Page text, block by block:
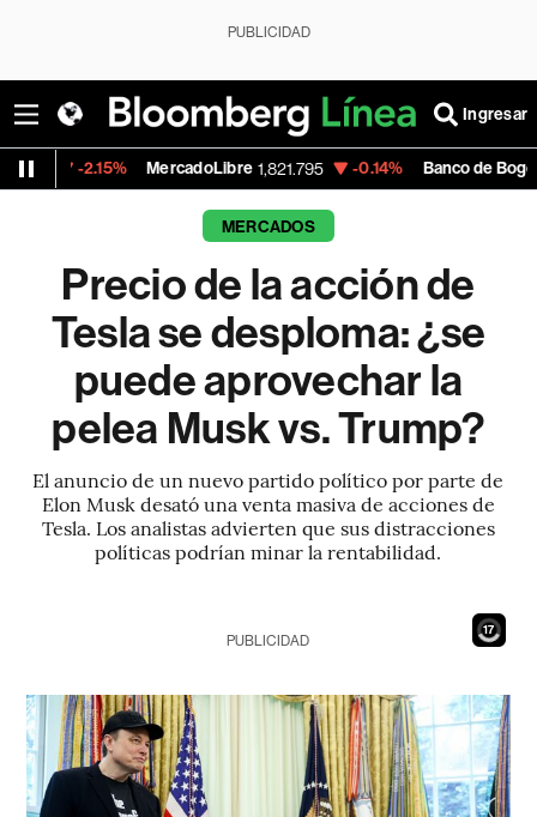
PUBLICIDAD
Ingresar
MercadoLibre 1,821.795 -0.14% Banco de Bogota 38,900.00
MERCADOS
Precio de la acción de
Tesla se desploma: ¿se
puede aprovechar la
pelea Musk vs. Trump?
El anuncio de un nuevo partido político por parte de
Elon Musk desató una venta masiva de acciones de
Tesla. Los analistas advierten que sus distracciones
políticas podrían minar la rentabilidad.
15
PUBLICIDAD